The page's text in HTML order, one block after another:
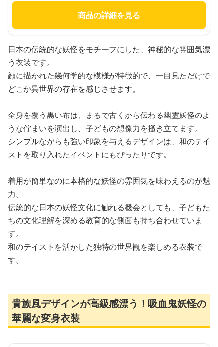
商品の詳細を見る
日本の伝統的な妖怪をモチーフにした、神秘的な雰囲気漂
う衣装です。
顔に描かれた幾何学的な模様が特徴的で、一目見ただけで
どこか異世界の存在を感じさせます。
全身を覆う黒い布は、まるで古くから伝わる幽霊妖怪のよ
うな佇まいを演出し、子どもの想像力を掻き立てます。
シンプルながらも強い印象を与えるデザインは、和のテイ
ストを取り入れたイベントにもぴったりです。
着用が簡単なのに本格的な妖怪の雰囲気を味わえるのが魅
力。
伝統的な日本の妖怪文化に触れる機会としても、子どもた
ちの文化理解を深める教育的な側面も持ち合わせていま
す。
和のテイストを活かした独特の世界観を楽しめる衣装で
す。
貴族風デザインが高級感漂う！吸血鬼妖怪の
華麗な変身衣装